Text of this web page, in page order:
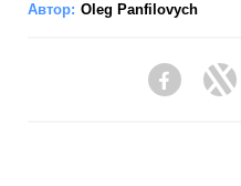
Автор: Oleg Panfilovych
Facebook